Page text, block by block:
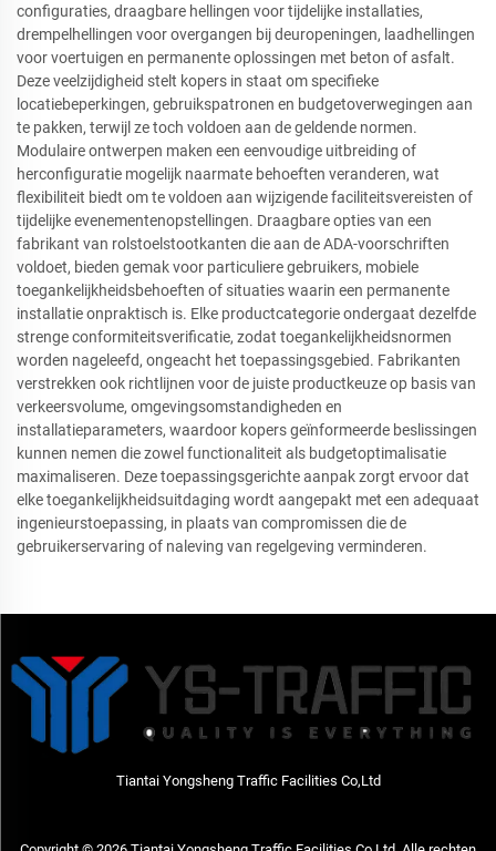
configuraties, draagbare hellingen voor tijdelijke installaties,
drempelhellingen voor overgangen bij deuropeningen, laadhellingen
voor voertuigen en permanente oplossingen met beton of asfalt.
Deze veelzijdigheid stelt kopers in staat om specifieke
locatiebeperkingen, gebruikspatronen en budgetoverwegingen aan
te pakken, terwijl ze toch voldoen aan de geldende normen.
Modulaire ontwerpen maken een eenvoudige uitbreiding of
herconfiguratie mogelijk naarmate behoeften veranderen, wat
flexibiliteit biedt om te voldoen aan wijzigende faciliteitsvereisten of
tijdelijke evenementenopstellingen. Draagbare opties van een
fabrikant van rolstoelstootkanten die aan de ADA-voorschriften
voldoet, bieden gemak voor particuliere gebruikers, mobiele
toegankelijkheidsbehoeften of situaties waarin een permanente
installatie onpraktisch is. Elke productcategorie ondergaat dezelfde
strenge conformiteitsverificatie, zodat toegankelijkheidsnormen
worden nageleefd, ongeacht het toepassingsgebied. Fabrikanten
verstrekken ook richtlijnen voor de juiste productkeuze op basis van
verkeersvolume, omgevingsomstandigheden en
installatieparameters, waardoor kopers geïnformeerde beslissingen
kunnen nemen die zowel functionaliteit als budgetoptimalisatie
maximaliseren. Deze toepassingsgerichte aanpak zorgt ervoor dat
elke toegankelijkheidsuitdaging wordt aangepakt met een adequaat
ingenieurstoepassing, in plaats van compromissen die de
gebruikerservaring of naleving van regelgeving verminderen.
Tiantai Yongsheng Traffic Facilities Co,Ltd